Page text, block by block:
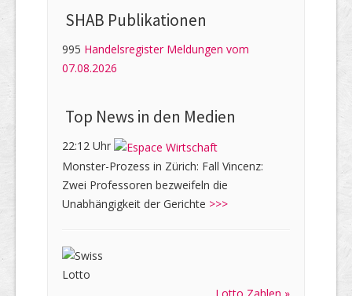
SHAB Publi­kati­onen
995 Handelsregister Meldungen vom
07.08.2026
Top News in den Medien
22:12 Uhr
Monster-Prozess in Zürich: Fall Vincenz:
Zwei Professoren bezweifeln die
Unabhängigkeit der Gerichte >>>